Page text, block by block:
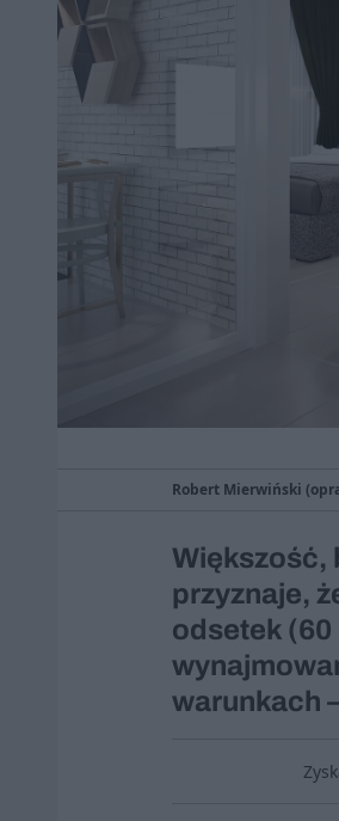
Robert Mierwiński
Większość,
przyznaje,
odsetek
warunkach